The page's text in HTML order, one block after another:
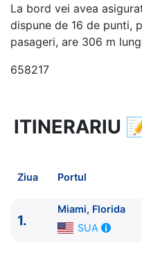
La bord vei avea
dispune de 16 de punti,
pasageri, are 306 m
658217
7 zile vacanta de
link
Plecare pe 08 Aug 2027
Celebrity Cruises
ITINERARIU
Ziua Portul
1.
Miami, Florida
SUA